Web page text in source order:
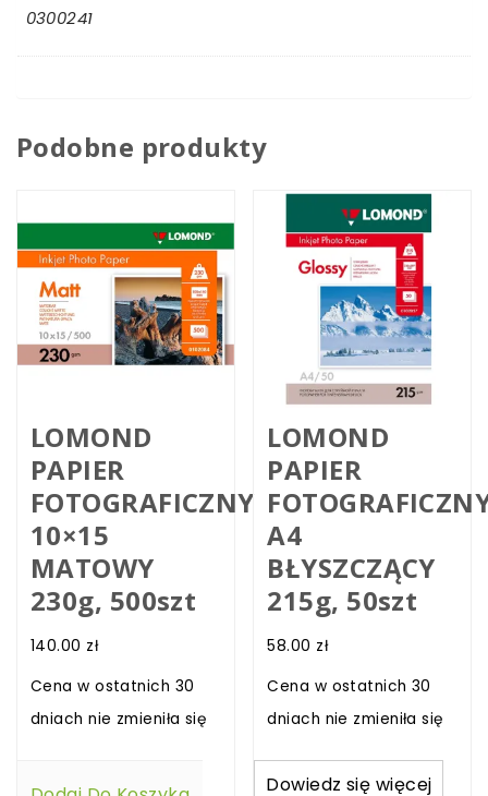
0300241
Podobne produkty
LOMOND
PAPIER
FOTOGRAFICZNY
10×15
MATOWY
230g, 500szt
140.00 zł
Cena w ostatnich 30
dniach nie zmieniła się
LOMOND
PAPIER
A4
BŁYSZCZĄCY
215g, 50szt
58.00 zł
Cena w ostatnich 30
dniach nie zmieniła się
Dowiedz się więcej